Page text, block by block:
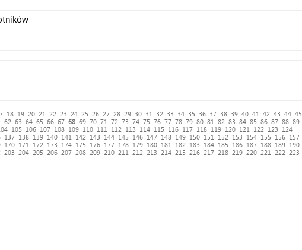
18 19 20 21 22 23 24 25 26 27 28 29 30 31 32 33 34 35 36 37 38 39 40 41 42 43 44 45
62 63 64 65 66 67 68 69 70 71 72 73 74 75 76 77 78 79 80 81 82 83 84 85 86 87 88 89
105 106 107 108 109 110 111 112 113 114 115 116 117 118 119 120 121 122 123
124
137 138 139 140 141 142 143 144 145 146 147 148 149 150 151 152 153 154 155 156 157
170 171 172 173 174 175 176 177 178 179 180 181 182 183 184 185 186 187 188 189 190
203 204 205 206 207 208 209 210 211 212 213 214 215 216 217 218 219 220 221 222
223